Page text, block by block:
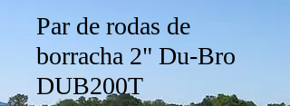
Par de rodas de
borracha 2" Du-Bro
DUB200T